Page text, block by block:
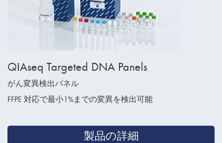
QIAseq Targeted DNA Panels
がん変異検出パネル
FFPE 対応で最小1%までの変異を検出可能
製品の詳細